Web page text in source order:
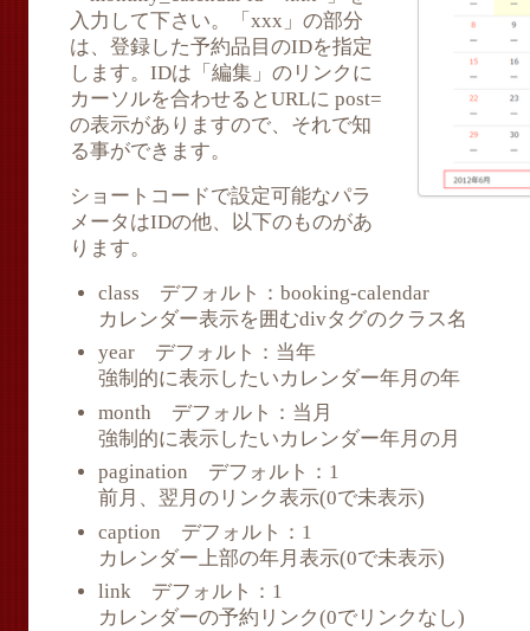
入力して下さい。「xxx」の部分
は、登録した予約品目のIDを指定
します。IDは「編集」のリンクに
カーソルを合わせるとURLに post=
の表示がありますので、それで知
る事ができます。
ショートコードで設定可能なパラ
メータはIDの他、以下のものがあ
ります。
class デフォルト：booking-calendar
カレンダー表示を囲むdivタグのクラス名
year デフォルト：当年
強制的に表示したいカレンダー年月の年
month デフォルト：当月
強制的に表示したいカレンダー年月の月
pagination デフォルト：1
前月、翌月のリンク表示(0で未表示)
caption デフォルト：1
カレンダー上部の年月表示(0で未表示)
link デフォルト：1
カレンダーの予約リンク(0でリンクなし)